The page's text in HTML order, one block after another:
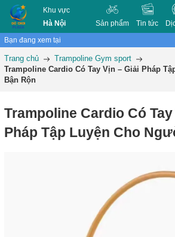
Khu vực
Hà Nội
Sản phẩm Tin tức
Bạn đang xem tại
Trang chủ
Trampoline Gym sport
Trampoline Cardio Có Tay Vịn – Giải Pháp
Bận Rộn
Trampoline Cardio Có
Pháp Tập Luyện Cho